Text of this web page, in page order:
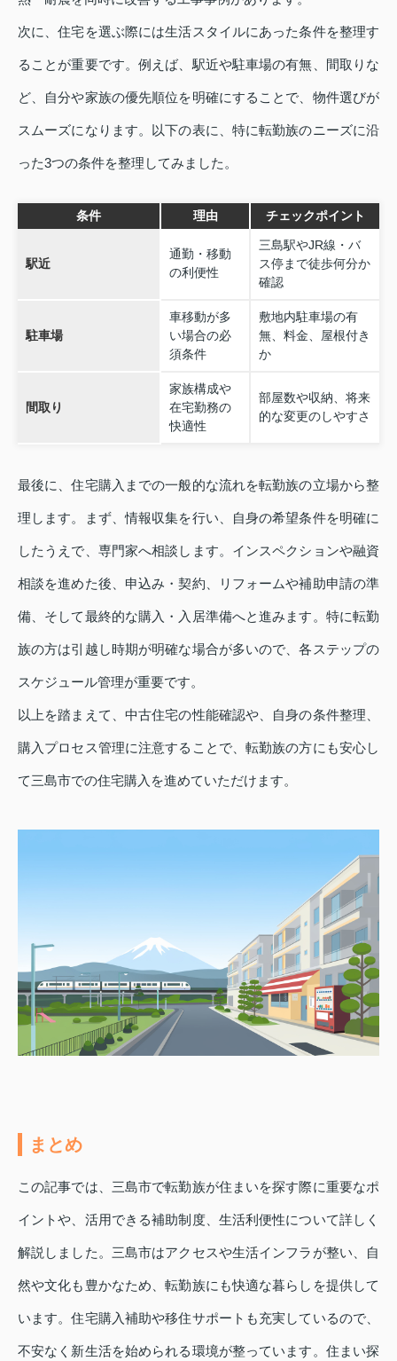
次に、住宅を選ぶ際には生活スタイルにあった条件を整理す
ることが重要です。例えば、駅近や駐車場の有無、間取りな
ど、自分や家族の優先順位を明確にすることで、物件選びが
スムーズになります。以下の表に、特に転勤族のニーズに沿
った3つの条件を整理してみました。
条件 理由 チェックポイント
駅近
通勤・移動
の利便性
三島駅やJR線・バ
ス停まで徒歩何分か
確認
駐車場
車移動が多
い場合の必
須条件
敷地内駐車場の有
無、料金、屋根付き
か
間取り
家族構成や
在宅勤務の
快適性
部屋数や収納、将来
的な変更のしやすさ
最後に、住宅購入までの一般的な流れを転勤族の立場から整
理します。まず、情報収集を行い、自身の希望条件を明確に
したうえで、専門家へ相談します。インスペクションや融資
相談を進めた後、申込み・契約、リフォームや補助申請の準
備、そして最終的な購入・入居準備へと進みます。特に転勤
族の方は引越し時期が明確な場合が多いので、各ステップの
スケジュール管理が重要です。
以上を踏まえて、中古住宅の性能確認や、自身の条件整理、
購入プロセス管理に注意することで、転勤族の方にも安心し
て三島市での住宅購入を進めていただけます。
まとめ
この記事では、三島市で転勤族が住まいを探す際に重要なポ
イントや、活用できる補助制度、生活利便性について詳しく
解説しました。三島市はアクセスや生活インフラが整い、自
然や文化も豊かなため、転勤族にも快適な暮らしを提供して
います。住宅購入補助や移住サポートも充実しているので、
不安なく新生活を始められる環境が整っています。住まい探